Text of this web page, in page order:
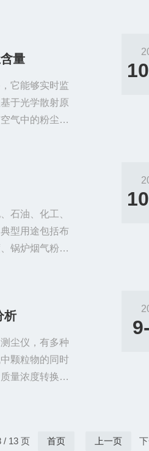
颗粒物的气流
量
它能够实时监
于光学散射原
气中的粉尘颗
产生高强度、
石油、化工、
型用途包括布
锅炉烟气粉尘
确及时，传感
析
尘仪，有多种
颗粒物的同时
量浓度转换系
充电10分钟以
/ 13 页 首页 上一页